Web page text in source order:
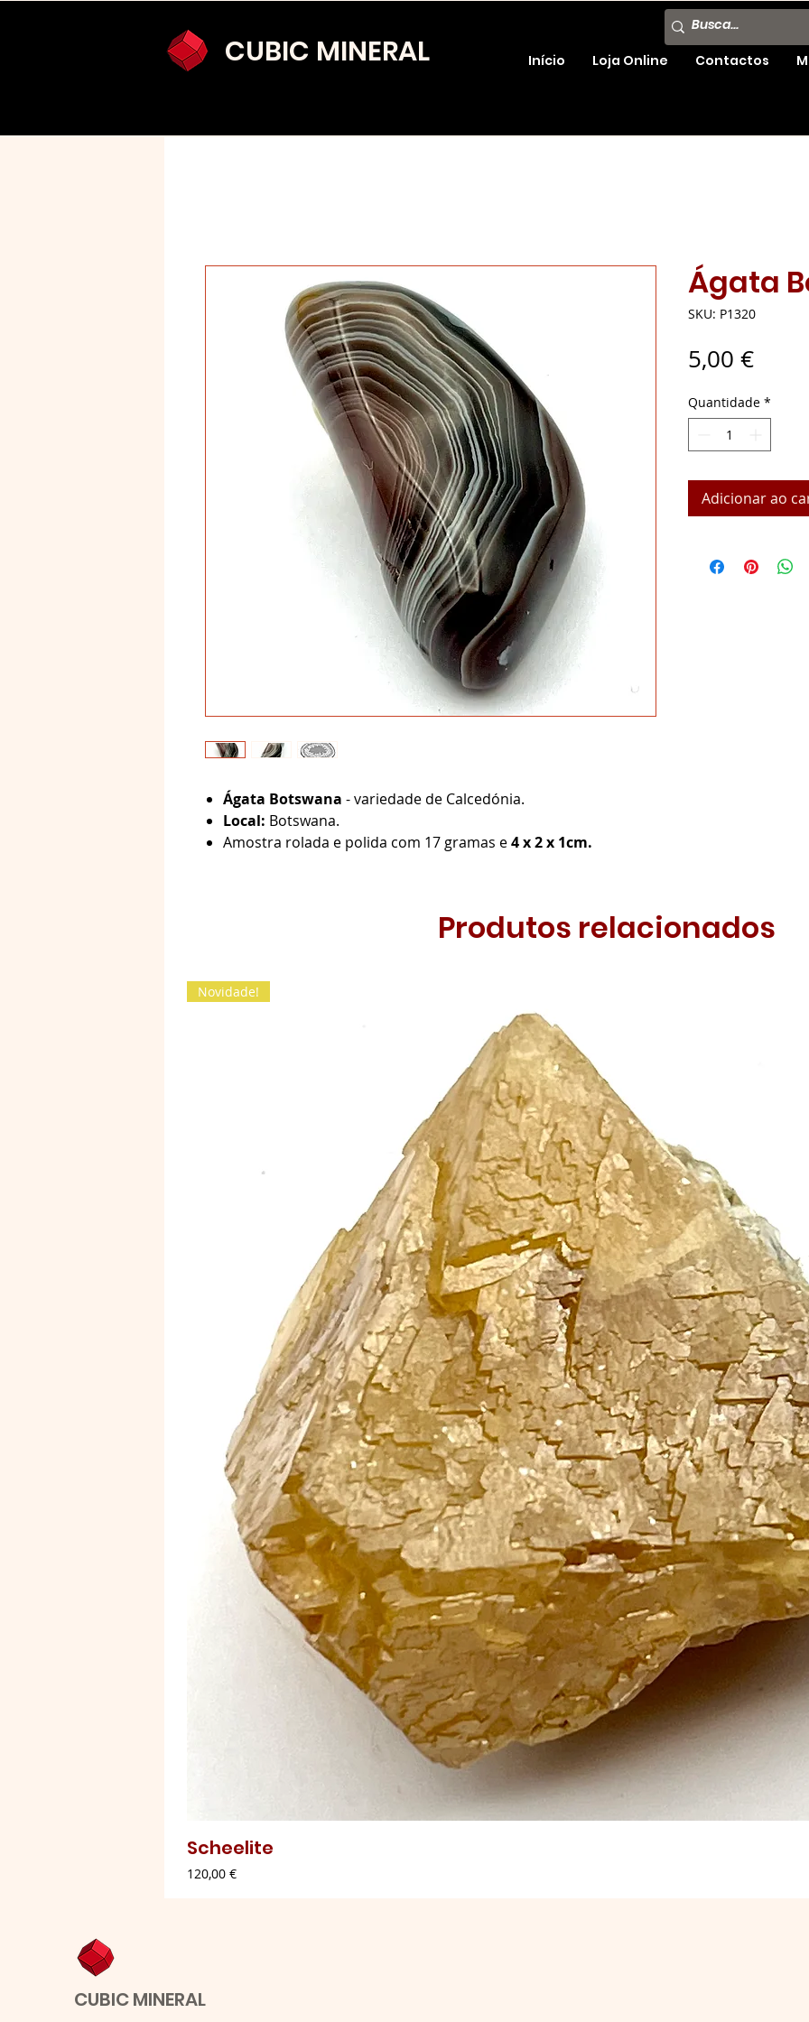
CUBIC MINERAL Início Loja Online Contactos
Ágata Botswana - variedade de Calcedónia.
Local: Botswana.
Amostra rolada e polida com 17 gramas e4 x 2 x 1cm.
Ágata
SKU: P1320
5,00 €Preço
Quantidade *
Adicionar ao
Produtos relacionados
Novidade!
Scheelite
Preço
120,00 €
CUBIC MINERAL